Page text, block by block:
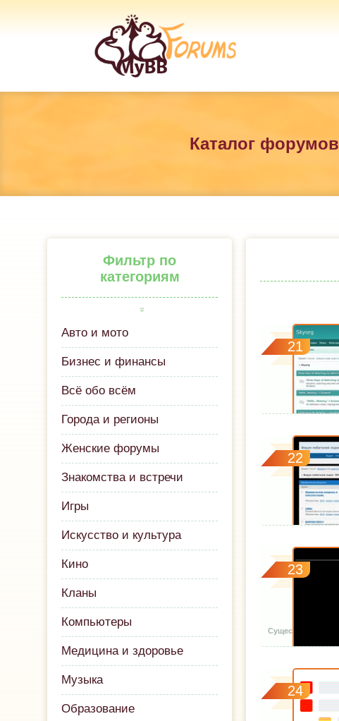
Каталог форумов
Фильтр по
категориям
Авто и мото
Бизнес и финансы
Всё обо всём
Города и регионы
Женские форумы
Знакомства и встречи
Игры
Искусство и культура
Кино
Кланы
Компьютеры
Медицина и здоровье
Музыка
Образование
21
22
23
24